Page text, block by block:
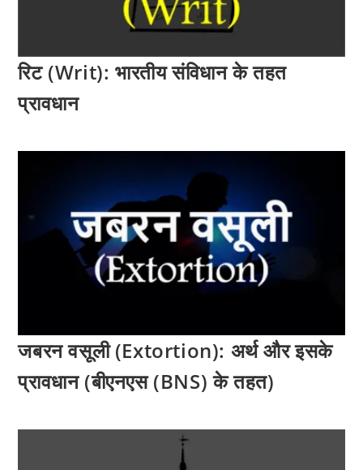
रिट (Writ): भारतीय संविधान के तहत
प्रावधान
जबरन वसूली (Extortion): अर्थ और इसके
प्रावधान (बीएनएस (BNS) के तहत)